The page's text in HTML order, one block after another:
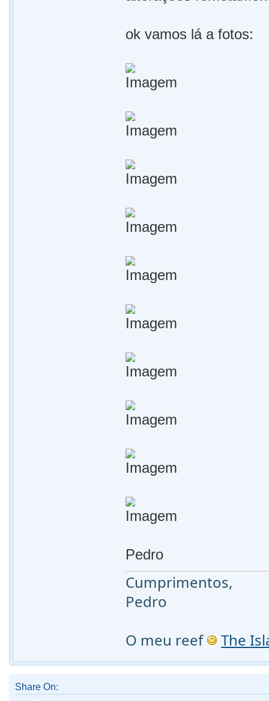
ok vamos lá a fotos:
Pedro
Cumprimentos,
Pedro
O meu reef
The
Share On: